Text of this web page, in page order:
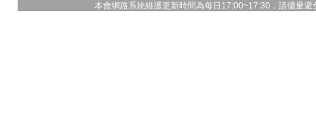
本會網路系統維護更新時間為每日17:00~17:30，請儘量